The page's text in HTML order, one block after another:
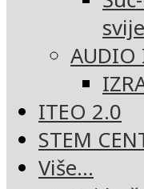
AUDIO
ITEO 2.0
STEM
Više…